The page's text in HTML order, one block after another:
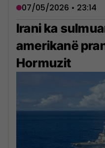
07/05/2026 • 23:14
Irani ka
amerikanë
Hormuzit